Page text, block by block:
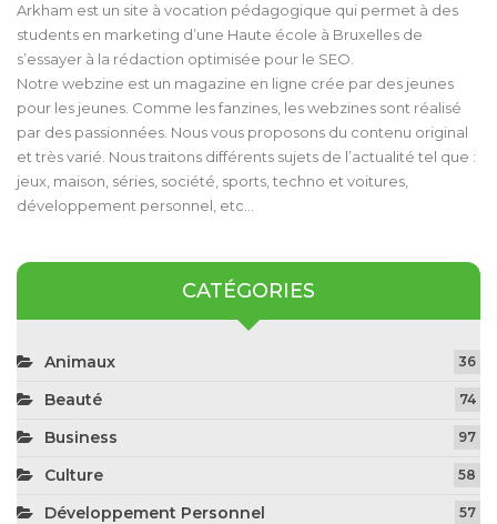
Arkham est un site à vocation pédagogique qui permet à des
students en marketing d’une Haute école à Bruxelles de
s’essayer à la rédaction optimisée pour le SEO.
Notre webzine est un magazine en ligne crée par des jeunes
pour les jeunes. Comme les fanzines, les webzines sont réalisé
par des passionnées. Nous vous proposons du contenu original
et très varié. Nous traitons différents sujets de l’actualité tel que :
jeux, maison, séries, société, sports, techno et voitures,
développement personnel, etc…
CATÉGORIES
Animaux 36
Beauté 74
Business 97
Culture 58
Développement Personnel 57